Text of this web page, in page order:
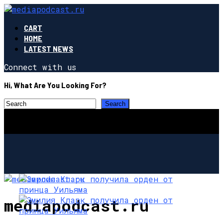
CART
HOME
LATEST NEWS
Connect with us
Hi, What Are You Looking For?
mediapodcast.ru